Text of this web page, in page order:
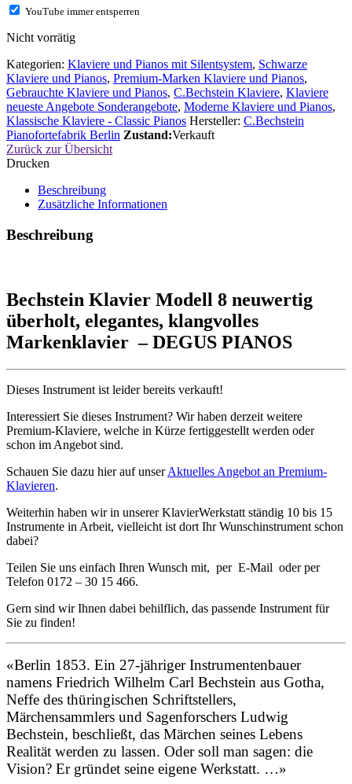
YouTube immer entsperren
Nicht vorrätig
Kategorien: Klaviere und Pianos mit Silentsystem, Schwarze
Klaviere und Pianos, Premium-Marken Klaviere und Pianos,
Gebrauchte Klaviere und Pianos, C.Bechstein Klaviere, Klaviere
neueste Angebote Sonderangebote, Moderne Klaviere und Pianos,
Klassische Klaviere - Classic Pianos Hersteller: C.Bechstein
Pianofortefabrik Berlin Zustand:Verkauft
Zurück zur Übersicht
Drucken
Beschreibung
Zusätzliche Informationen
Beschreibung
Bechstein Klavier Modell 8 neuwertig
überholt, elegantes, klangvolles
Markenklavier – DEGUS PIANOS
Dieses Instrument ist leider bereits verkauft!
Interessiert Sie dieses Instrument? Wir haben derzeit weitere
Premium-Klaviere, welche in Kürze fertiggestellt werden oder
schon im Angebot sind.
Schauen Sie dazu hier auf unserAktuelles Angebot an Premium-
Klavieren.
Weiterhin haben wir in unserer KlavierWerkstatt ständig 10 bis 15
Instrumente in Arbeit, vielleicht ist dort Ihr Wunschinstrument schon
dabei?
Teilen Sie uns einfach Ihren Wunsch mit, per E-Mail oder per
Telefon 0172 – 30 15 466.
Gern sind wir Ihnen dabei behilflich, das passende Instrument für
Sie zu finden!
«Berlin 1853. Ein 27-jähriger Instrumentenbauer
namens Friedrich Wilhelm Carl Bechstein aus Gotha,
Neffe des thüringischen Schriftstellers,
Märchensammlers und Sagenforschers Ludwig
Bechstein, beschließt, das Märchen seines Lebens
Realität werden zu lassen. Oder soll man sagen: die
Vision? Er gründet seine eigene Werkstatt. …»